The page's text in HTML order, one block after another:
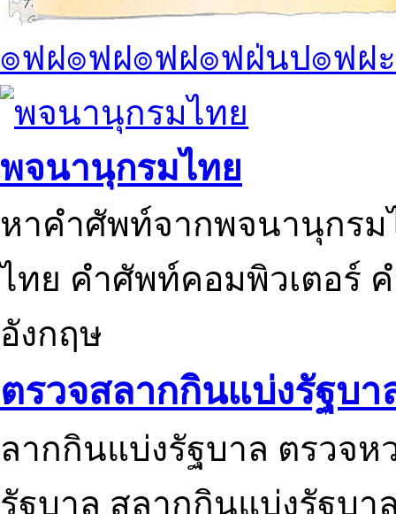
๏ฟฝ๏ฟฝ๏ฟฝ๏ฟฝ่นป๏ฟฝ
พจนานุกรมไทย
หาคำศัพท์จากพจนานุกรม
ไทย คำศัพท์คอมพิวเตอร์
อังกฤษ
ตรวจสลากกินแบ่งรัฐบา
ลากกินแบ่งรัฐบาล ตรวจ
รัฐบาล สลากกินแบ่งรัฐบา